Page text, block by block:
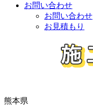
お問い合わせ
お問い合わせ
お見積もり
熊本県